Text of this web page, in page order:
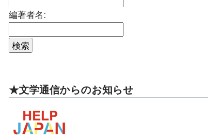
編著者名:
★文学通信からのお知らせ